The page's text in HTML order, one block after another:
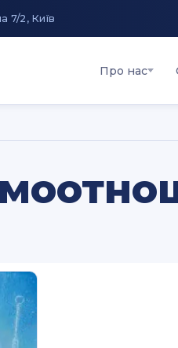
7/2, Київ
Про нас